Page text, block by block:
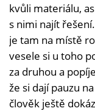
kvůli materiálu,
s nimi najít
je tam na místě
vesele si u toho
za druhou a
že si dají pauzu
člověk ještě